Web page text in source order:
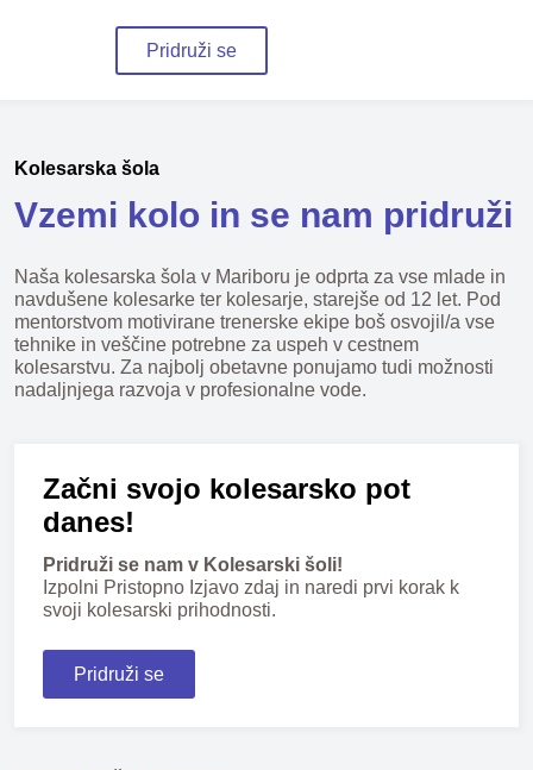
Pridruži se
Kolesarska šola
Vzemi kolo in se nam pridruži
Naša kolesarska šola v Mariboru je odprta za vse mlade in
navdušene kolesarke ter kolesarje, starejše od 12 let. Pod
mentorstvom motivirane trenerske ekipe boš osvojil/a vse
tehnike in veščine potrebne za uspeh v cestnem
kolesarstvu. Za najbolj obetavne ponujamo tudi možnosti
nadaljnjega razvoja v profesionalne vode.
Začni svojo kolesarsko pot
danes!
Pridruži se nam v Kolesarski šoli!
Izpolni Pristopno Izjavo zdaj in naredi prvi korak k
svoji kolesarski prihodnosti.
Pridruži se